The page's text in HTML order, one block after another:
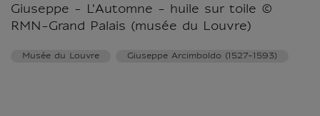
Giuseppe - L'Automne - huile sur toile ©
RMN-Grand Palais (musée du Louvre)
Musée du Louvre Giuseppe Arcimboldo (1527-1593)